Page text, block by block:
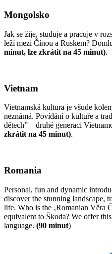
Mongolsko
Jak se žije, studuje a pracuje v
leží mezi Čínou a Ruskem?
minut, lze zkrátit na 45 minut).
Vietnam
Vietnamská kultura je všude
neznámá. Povídání o kultuře a
dětech” – druhé generaci
zkrátit na 45 minut).
Romania
Personal, fun and dynamic
discover the stunning landscape,
life. Who is the ‚Romanian Věra
equivalent to Škoda? We offer
language. (90 minut)